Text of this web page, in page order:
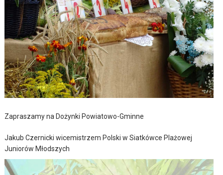
Zapraszamy na Dożynki Powiatowo-Gminne
Jakub Czernicki wicemistrzem Polski w Siatkówce Plażowej
Juniorów Młodszych